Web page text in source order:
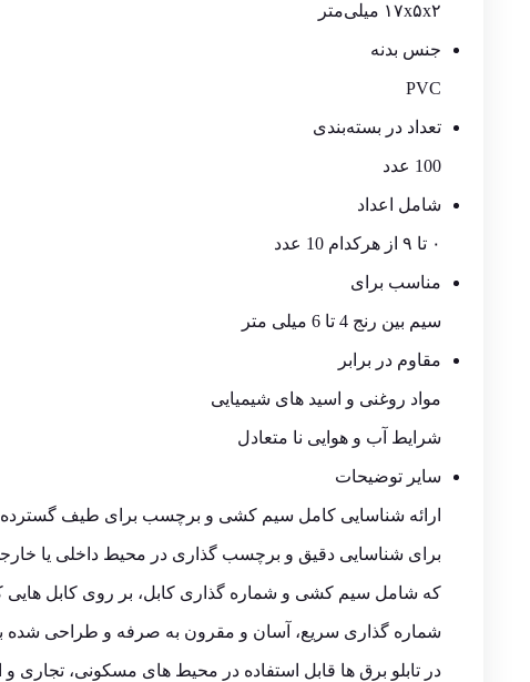
۱۷x۵x۲ میلی‌متر
جنس بدنه
PVC
تعداد در بسته‌بندی
100 عدد
شامل اعداد
۰ تا ۹ از هرکدام 10 عدد
مناسب برای
سیم بین رنج 4 تا 6 میلی متر
مقاوم در برابر
مواد روغنی و اسید های شیمیایی
شرایط آب و هوایی نا متعادل
سایر توضیحات
ارائه شناسایی کامل سیم کشی و برچسب برای طیف گسترده
برای شناسایی دقیق و برچسب گذاری در محیط داخلی یا
که شامل سیم کشی و شماره گذاری کابل، بر روی کابل هایی
شماره گذاری سریع، آسان و مقرون به صرفه و طراحی
در تابلو برق ها قابل استفاده در محیط های مسکونی، تجاری